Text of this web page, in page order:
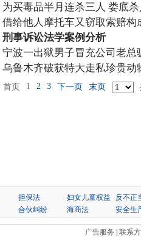
为买毒品半月连杀三人 娄底
借给他人摩托车又窃取索赔构
刑事诉讼法学案例分析
宁波一出狱男子冒充公司老总
乌鲁木齐破获特大走私珍贵动
首页 1 2 3 下一页 末页
担保法
妇女儿童权益
合伙纠纷 海商法 安全生
广告服务
联系